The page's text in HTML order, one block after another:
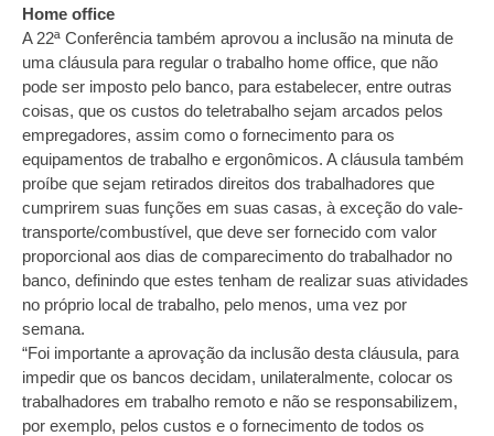
Home office
A 22ª Conferência também aprovou a inclusão na minuta de
uma cláusula para regular o trabalho home office, que não
pode ser imposto pelo banco, para estabelecer, entre outras
coisas, que os custos do teletrabalho sejam arcados pelos
empregadores, assim como o fornecimento para os
equipamentos de trabalho e ergonômicos. A cláusula também
proíbe que sejam retirados direitos dos trabalhadores que
cumprirem suas funções em suas casas, à exceção do vale-
transporte/combustível, que deve ser fornecido com valor
proporcional aos dias de comparecimento do trabalhador no
banco, definindo que estes tenham de realizar suas atividades
no próprio local de trabalho, pelo menos, uma vez por
semana.
“Foi importante a aprovação da inclusão desta cláusula, para
impedir que os bancos decidam, unilateralmente, colocar os
trabalhadores em trabalho remoto e não se responsabilizem,
por exemplo, pelos custos e o fornecimento de todos os